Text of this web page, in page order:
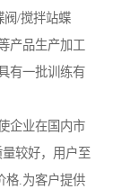
阀/搅拌站蝶
产品生产加工
有一批训练有
企业在国内市
较好，用户至
格.为客户提供